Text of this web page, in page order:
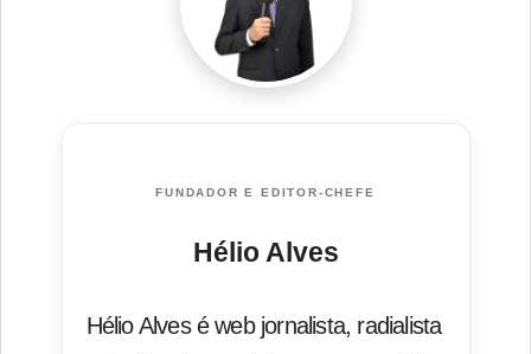
FUNDADOR E EDITOR-CHEFE
Hélio Alves
Hélio Alves é web jornalista, radialista